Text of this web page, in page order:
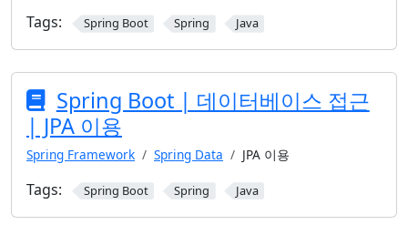
Tags: Spring Boot Spring Java
Spring Boot | 데이터베이스 접근
| JPA 이용
Spring Framework Spring Data JPA 이용
Tags: Spring Boot Spring Java